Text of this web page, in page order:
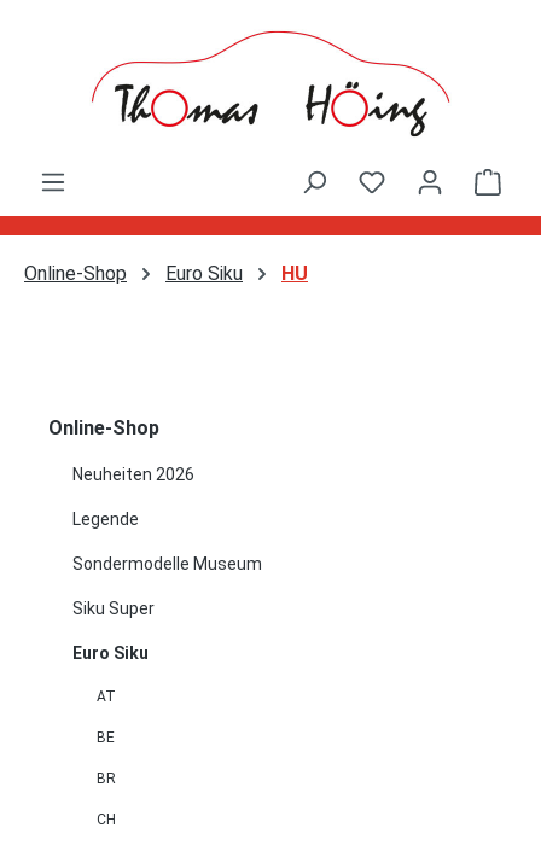
Online-Shop Euro Siku HU
Online-Shop
Neuheiten 2026
Legende
Sondermodelle Museum
Siku Super
Euro Siku
AT
BE
BR
CH